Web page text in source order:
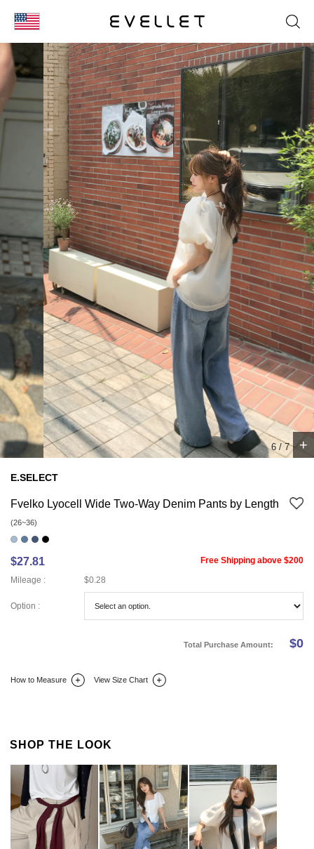
KOR
ENG
台湾
日本
6 / 7 +
E.SELECT
Fvelko Lyocell Wide Two-Way Denim Pants by Length
(26~36)
$27.81
Free Shipping above $200
Mileage :
$0.28
Option :
Total Purchase Amount: $0
How to Measure View Size Chart
SHOP THE LOOK